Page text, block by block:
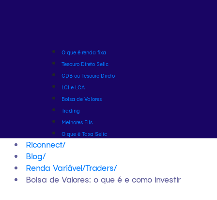
O que é renda fixa
Tesouro Direto Selic
CDB ou Tesouro Direto
LCI e LCA
Bolsa de Valores
Trading
Melhores FIIs
O que é Taxa Selic
Riconnect/
Blog/
Renda Variável/Traders/
Bolsa de Valores: o que é e como investir